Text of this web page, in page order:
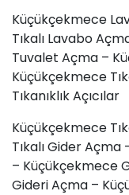
Küçükçekmece
Tıkalı Lavabo
Tuvalet Açma –
Küçükçekmece
Tıkanıklık Açıcılar
Küçükçekmece
Tıkalı Gider Açma
– Küçükçekmece
Gideri Açma –